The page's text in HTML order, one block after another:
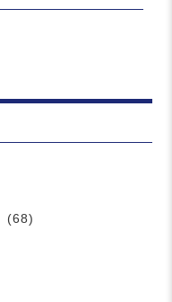
(68)